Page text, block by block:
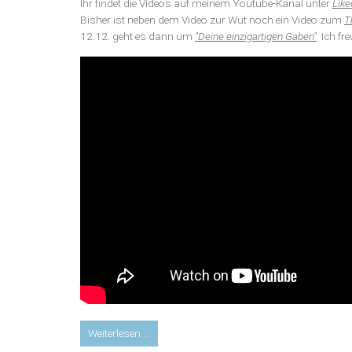
Ihr findet die Videos auf meinem Youtube-Kanal unter
Bisher ist neben dem Video zur Wut noch ein Video zum
12.12. geht es dann um "Deine einzigartigen Gaben" . Ich
Weiterlesen …
Video: